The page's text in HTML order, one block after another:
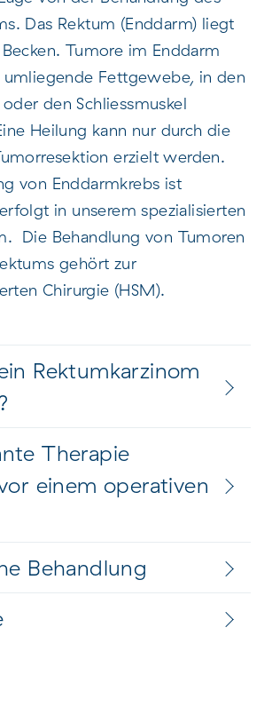
Das Rektum (Enddarm) liegt
Tumore im Enddarm
umliegende Fettgewebe, in den
den Schliessmuskel
Heilung kann nur durch die
erzielt werden.
von Enddarmkrebs ist
in unserem spezialisierten
Die Behandlung von Tumoren
gehört zur
Chirurgie (HSM).
Rektumkarzinom
Therapie
einem operativen
Behandlung